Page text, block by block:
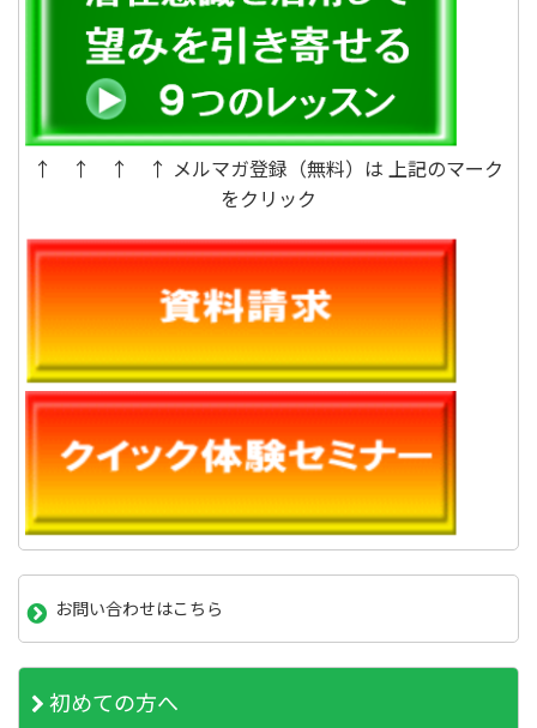
↑ ↑ ↑ ↑ メルマガ登録（無料）は 上記のマーク
をクリック
お問い合わせはこちら
初めての方へ